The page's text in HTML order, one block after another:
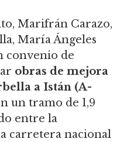
Marifrán Carazo,
María Ángeles
convenio de
obras de mejora
a Istán (A-
un tramo de 1,9
entre la
carretera nacional